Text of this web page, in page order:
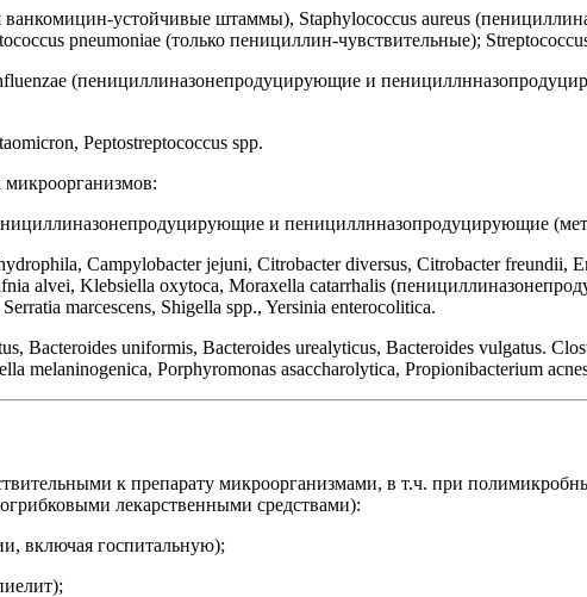
ванкомицин-устойчивые штаммы), Staphylococcus aureus
pneumoniae (только пенициллин-чувствительные);
(пенициллиназонепродуцирующие и
Peptostreptococcus spp.
и пенициллнназопродуцирующие
Campylobacter jejuni, Citrobacter diversus, Citrobacter freundii,
alvei, Klebsiella oxytoca, Moraxella catarrhalis
marcescens, Shigella spp., Yersinia enterocolitica.
Bacteroides uniformis, Bacteroides urealyticus, Bacteroides vulgatus.
melaninogenica, Porphyromonas asaccharolytica, Propionibacterium
к препарату микроорганизмами, в т.ч. при
лекарственными средствами):
включая госпитальную);